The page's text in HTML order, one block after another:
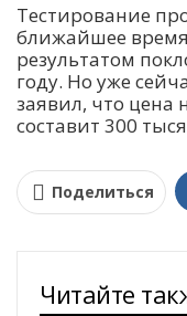
Тестирование
ближайшее
результатом
году. Но уже
заявил, что цена
составит 300
Поделиться
Читайте